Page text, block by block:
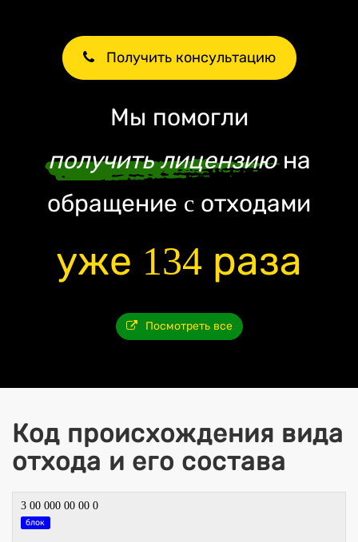
Получить консультацию
Мы помогли
получить лицензиюна
обращение c отходами
уже 134 раза
Посмотреть все
Код происхождения вида
отхода и его состава
3 00 000 00 00 0
блок